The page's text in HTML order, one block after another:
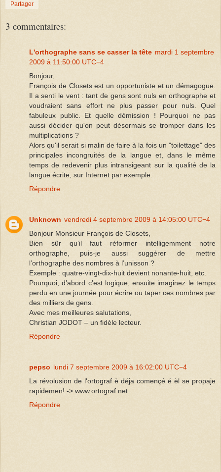
Partager
3 commentaires:
L'orthographe sans se casser la tête mardi 1 septembre
2009 à 11:50:00 UTC−4
Bonjour,
François de Closets est un opportuniste et un démagogue.
Il a senti le vent : tant de gens sont nuls en orthographe et
voudraient sans effort ne plus passer pour nuls. Quel
fabuleux public. Et quelle démission ! Pourquoi ne pas
aussi décider qu'on peut désormais se tromper dans les
multiplications ?
Alors qu'il serait si malin de faire à la fois un "toilettage" des
principales incongruités de la langue et, dans le même
temps de redevenir plus intransigeant sur la qualité de la
langue écrite, sur Internet par exemple.
Répondre
Unknown vendredi 4 septembre 2009 à 14:05:00 UTC−4
Bonjour Monsieur François de Closets,
Bien sûr qu’il faut réformer intelligemment notre
orthographe, puis-je aussi suggérer de mettre
l’orthographe des nombres à l’unisson ?
Exemple : quatre-vingt-dix-huit devient nonante-huit, etc.
Pourquoi, d’abord c’est logique, ensuite imaginez le temps
perdu en une journée pour écrire ou taper ces nombres par
des milliers de gens.
Avec mes meilleures salutations,
Christian JODOT – un fidèle lecteur.
Répondre
pepso lundi 7 septembre 2009 à 16:02:00 UTC−4
La révolusion de l'ortograf è déja començé é èl se propaje
rapidemen! -> www.ortograf.net
Répondre